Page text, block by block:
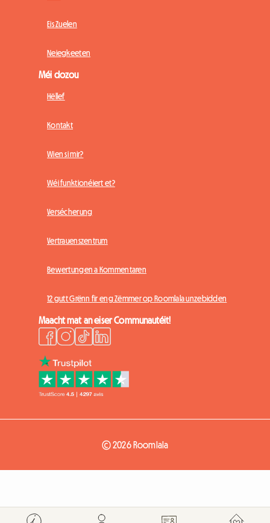
Eis Zuelen
Neiegkeeten
Méi dozou
Hëllef
Kontakt
Wien si mir?
Wéi funktionéiert et?
Versécherung
Vertrauenszentrum
Bewertungen a Kommentaren
12 gutt Grënn fir eng Zëmmer op Roomlala unzebidden
Maacht mat an eiser Communautéit!
© 2026 Roomlala